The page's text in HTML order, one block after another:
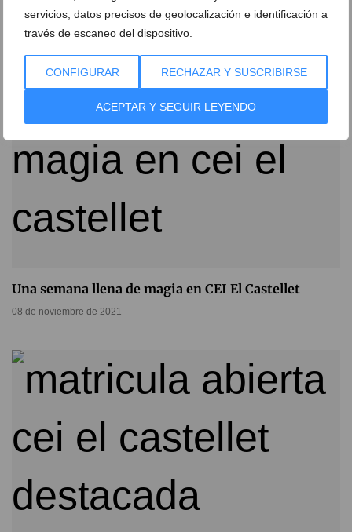
servicios, datos precisos de geolocalización e identificación a
través de escaneo del dispositivo.
CONFIGURAR RECHAZAR Y SUSCRIBIRSE
ACEPTAR Y SEGUIR LEYENDO
La Navidad llega a cada rincón del CEI El Castellet
23 de diciembre de 2021
Una semana llena de magia en CEI El Castellet
08 de noviembre de 2021